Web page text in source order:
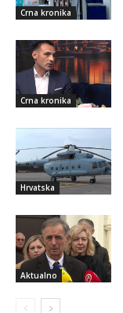
Crna kronika
Crna kronika
Hrvatska
Aktualno